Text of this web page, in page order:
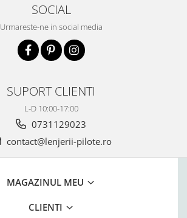
SOCIAL
Urmareste-ne in social media
SUPORT CLIENTI
L-D 10:00-17:00
0731129023
contact@lenjerii-pilote.ro
MAGAZINUL MEU
CLIENTI